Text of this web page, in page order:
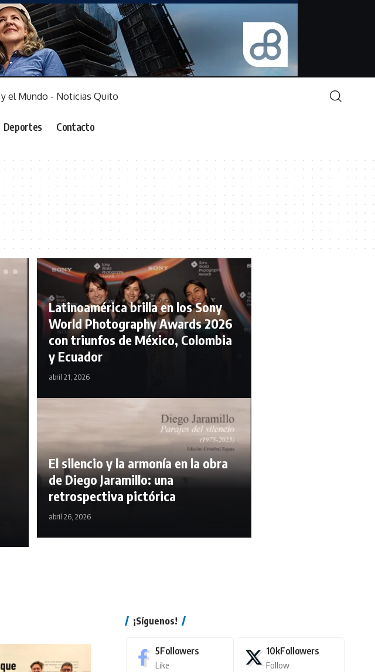
Deportes Contacto
Latinoamérica brilla en los Sony
World Photography Awards 2026
con triunfos de México, Colombia
y Ecuador
abril 21, 2026
El silencio y la armonía en la obra
de Diego Jaramillo: una
retrospectiva pictórica
abril 26, 2026
¡Síguenos!
5Followers
Like
10kFollowers
Follow